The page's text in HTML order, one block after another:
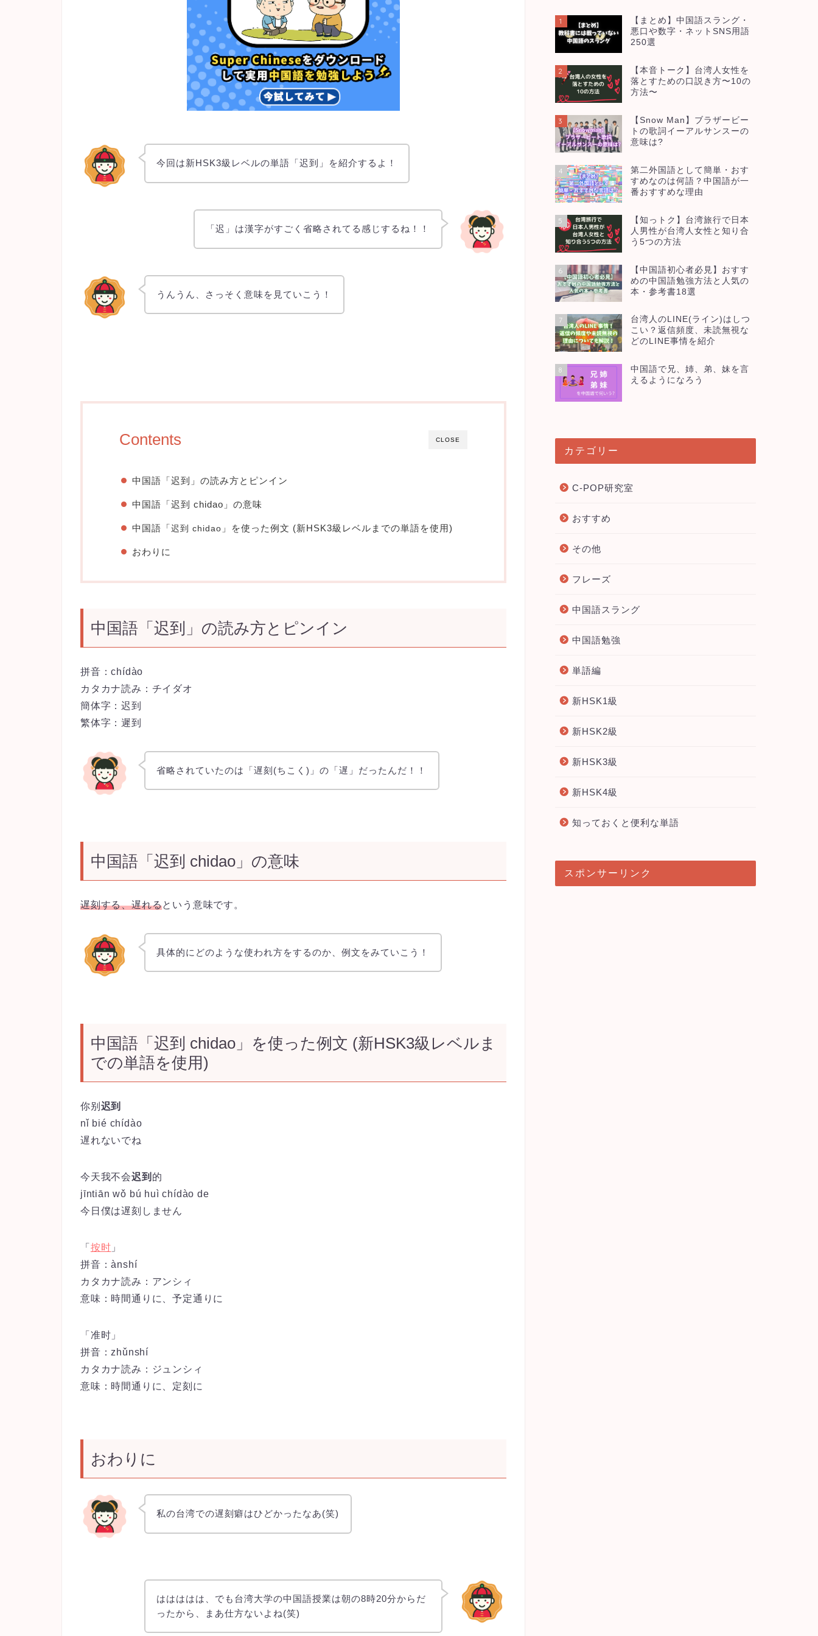
今回は新HSK3級レベルの単語「迟到」を紹介するよ！
「迟」は漢字がすごく省略されてる感じするね！！
うんうん、さっそく意味を見ていこう！
CLOSE
Contents
中国語「迟到」の読み方とピンイン
中国語「迟到 chidao」の意味
中国語「迟到 chidao 」を使った例文 (新HSK3級レベルまでの単語を使用)
おわりに
中国語「迟到」の読み方とピンイン
拼音：chídào
カタカナ読み：チイダオ
簡体字：迟到
繁体字：遲到
省略されていたのは「遅刻(ちこく)」の「遅」だったんだ！！
中国語「迟到 chidao」の意味
遅刻する、遅れるという意味です。
具体的にどのような使われ方をするのか、例文をみていこう！
中国語「 迟到 chidao 」を使った例文 (新HSK3級レベルま
での単語を使用)
你别 迟到
nǐ bié chídào
遅れないでね
今天我不会迟到 的
jīntiān wǒ bú huì chídào de
今日僕は遅刻しません
「 按时 」
拼音：ànshí
カタカナ読み：アンシィ
意味：時間通りに、予定通りに
「准时」
拼音： zhǔnshí
カタカナ読み：ジュンシィ
意味：時間通りに、定刻に
おわりに
私の台湾での遅刻癖はひどかったなあ(笑)
ははははは、でも台湾大学の中国語授業は朝の8時20分からだ
ったから、まあ仕方ないよね(笑)
1
【まとめ】中国語スラング・
悪口や数字・ネットSNS用語
250選
2
【本音トーク】台湾人女性を
落とすための口説き方〜10の
方法〜
3
【Snow Man】ブラザービー
トの歌詞イーアルサンスーの
意味は?
4
第二外国語として簡単・おす
すめなのは何語？中国語が一
番おすすめな理由
5
【知っトク】台湾旅行で日本
人男性が台湾人女性と知り合
う5つの方法
6
【中国語初心者必見】おすす
めの中国語勉強方法と人気の
本・参考書18選
7
台湾人のLINE(ライン)はしつ
こい？返信頻度、未読無視な
どのLINE事情を紹介
8
中国語で兄、姉、弟、妹を言
えるようになろう
カテゴリー
C-POP研究室
おすすめ
その他
フレーズ
中国語スラング
中国語勉強
単語編
新HSK1級
新HSK2級
新HSK3級
新HSK4級
知っておくと便利な単語
スポンサーリンク